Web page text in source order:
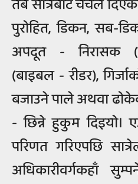
तब सात्रेबाट चर्चले
पुरोहित, डिकन, सब-
अपदूत - निरासक
(बाइबल - रीडर),
बजाउने पाले अथवा
- छिन्ने हुकुम दिइयो।
परिणत गरिएपछि
अधिकारीवर्गकहाँ